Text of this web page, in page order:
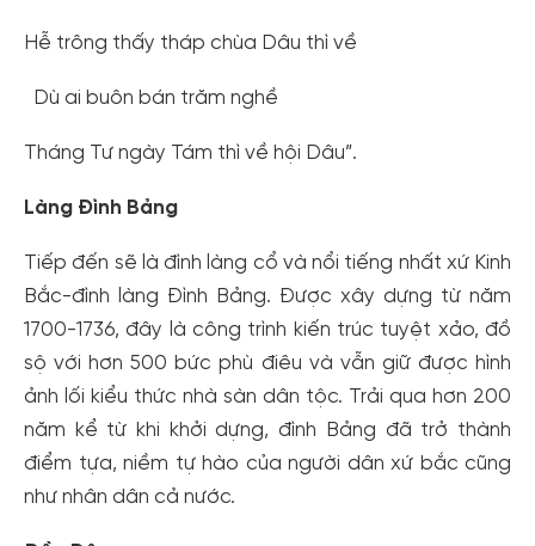
Hễ trông thấy tháp chùa Dâu thì về
Dù ai buôn bán trăm nghề
Tháng Tư ngày Tám thì về hội Dâu”.
Làng Đình Bảng
Tiếp đến sẽ là đình làng cổ và nổi tiếng nhất xứ Kinh
Bắc-đình làng Đình Bảng. Được xây dựng từ năm
1700-1736, đây là công trình kiến trúc tuyệt xảo, đồ
sộ với hơn 500 bức phù điêu và vẫn giữ được hình
ảnh lối kiểu thức nhà sàn dân tộc. Trải qua hơn 200
năm kể từ khi khởi dựng, đình Bảng đã trở thành
điểm tựa, niềm tự hào của người dân xứ bắc cũng
như nhân dân cả nước.